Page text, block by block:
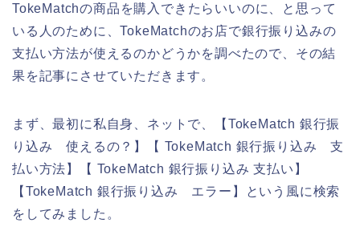
TokeMatchの商品を購入できたらいいのに、と思って
いる人のために、TokeMatchのお店で銀行振り込みの
支払い方法が使えるのかどうかを調べたので、その結
果を記事にさせていただきます。
まず、最初に私自身、ネットで、【TokeMatch 銀行振
り込み 使えるの？】【 TokeMatch 銀行振り込み 支
払い方法】【 TokeMatch 銀行振り込み 支払い】
【TokeMatch 銀行振り込み エラー】という風に検索
をしてみました。